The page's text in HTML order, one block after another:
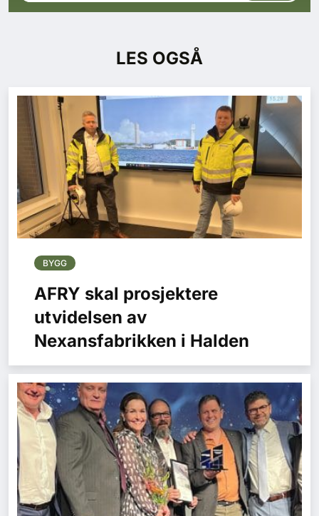
LES OGSÅ
BYGG
AFRY skal prosjektere
utvidelsen av
Nexansfabrikken i Halden